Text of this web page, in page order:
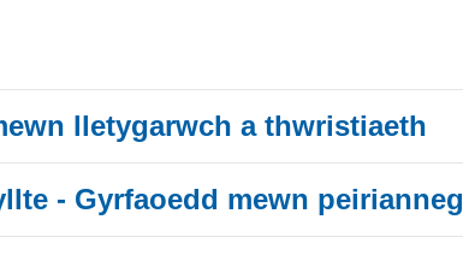
lletygarwch a thwristiaeth
- Gyrfaoedd mewn peirianneg